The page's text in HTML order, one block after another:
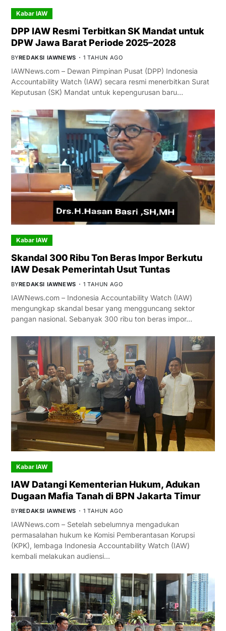
Kabar IAW
DPP IAW Resmi Terbitkan SK Mandat untuk
DPW Jawa Barat Periode 2025–2028
BYREDAKSI IAWNEWS 1 TAHUN AGO
IAWNews.com – Dewan Pimpinan Pusat (DPP) Indonesia
Accountability Watch (IAW) secara resmi menerbitkan Surat
Keputusan (SK) Mandat untuk kepengurusan baru…
Kabar IAW
Skandal 300 Ribu Ton Beras Impor Berkutu
IAW Desak Pemerintah Usut Tuntas
BYREDAKSI IAWNEWS 1 TAHUN AGO
IAWNews.com – Indonesia Accountability Watch (IAW)
mengungkap skandal besar yang mengguncang sektor
pangan nasional. Sebanyak 300 ribu ton beras impor…
Kabar IAW
IAW Datangi Kementerian Hukum, Adukan
Dugaan Mafia Tanah di BPN Jakarta Timur
BYREDAKSI IAWNEWS 1 TAHUN AGO
IAWNews.com – Setelah sebelumnya mengadukan
permasalahan hukum ke Komisi Pemberantasan Korupsi
(KPK), lembaga Indonesia Accountability Watch (IAW)
kembali melakukan audiensi…